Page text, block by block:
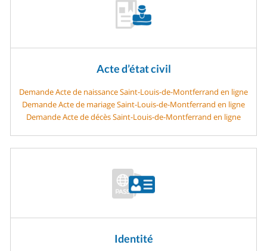
Acte d’état civil
Demande Acte de naissance Saint-Louis-de-Montferrand en ligne
Demande Acte de mariage Saint-Louis-de-Montferrand en ligne
Demande Acte de décès Saint-Louis-de-Montferrand en ligne
Identité